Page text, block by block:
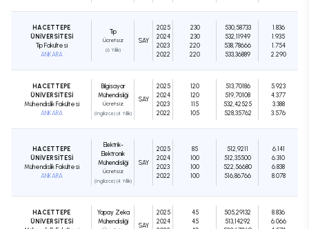
HACETTEPE
ÜNİVERSİTESİ
Tıp Fakültesi
ANKARA
Tıp
Ücretsiz
(6 Yıllık)
SAY
2025
2024
2023
2022
230
230
220
220
530,58733
532,11949
538,78666
533,36889
1.836
1.935
1.754
2.290
HACETTEPE
ÜNİVERSİTESİ
Mühendislik Fakültesi
ANKARA
Bilgisayar
Mühendisliği
Ücretsiz
(İngilizce) (4 Yıllık)
SAY
2025
2024
2023
2022
120
120
115
105
513,70186
519,70108
532,42525
528,35762
5.923
4.377
3.388
3.576
HACETTEPE
ÜNİVERSİTESİ
Mühendislik Fakültesi
ANKARA
Elektrik-
Elektronik
Mühendisliği
Ücretsiz
(İngilizce) (4 Yıllık)
SAY
2025
2024
2023
2022
85
100
100
100
512,9211
512,35500
522,56680
516,86766
6.141
6.310
6.838
8.078
HACETTEPE
ÜNİVERSİTESİ
Yapay Zeka
Mühendisliği
SAY
2025
2024
45
45
505,29132
513,14292
8.836
6.066